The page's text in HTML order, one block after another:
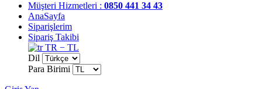
Müşteri Hizmetleri : 0850 441 34 43
AnaSayfa
Siparişlerim
Sipariş Takibi
TR − TL
Dil
Para Birimi